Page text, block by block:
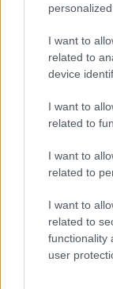
I want to
related to
device
I want to
related to
I want to
related to
I want to
related to
functionality
user
Brent chute de
Juliette Bernard · 6
COTATIONS
Nom
Kinza Babylon